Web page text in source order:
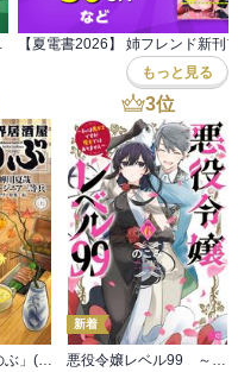
【夏電書2026】 姉フレンド新刊
もっと見る
異世界居酒屋「のぶ」(22)
3位
新着
悪役令嬢レベル99 ～私は裏ボスですが魔王ではありません～ その６